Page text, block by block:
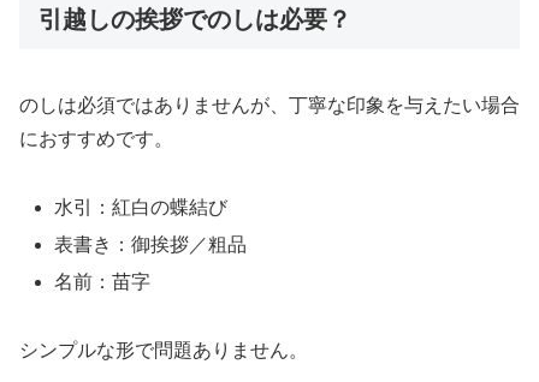
引越しの挨拶でのしは必要？
のしは必須ではありませんが、丁寧な印象を与えたい場合
におすすめです。
水引：紅白の蝶結び
表書き：御挨拶／粗品
名前：苗字
シンプルな形で問題ありません。